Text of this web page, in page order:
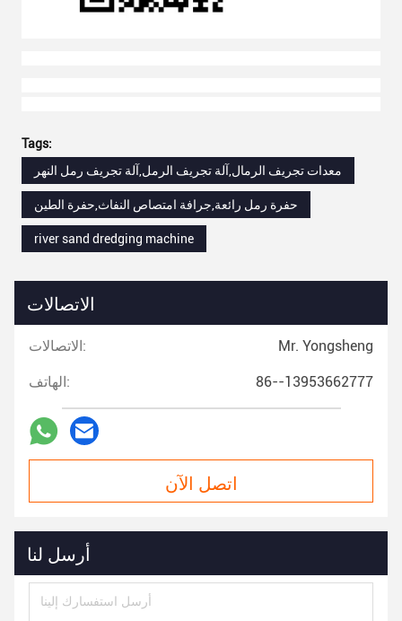
Tags:
معدات تجريف الرمال,آلة تجريف الرمل,آلة تجريف رمل النهر
حفرة رمل رائعة,جرافة امتصاص النفاث,حفرة الطين
river sand dredging machine
الاتصالات
الاتصالات: Mr. Yongsheng
الهاتف: 86--13953662777
اتصل الآن
أرسل لنا